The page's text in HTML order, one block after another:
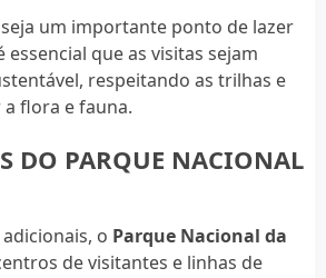
um importante ponto de lazer
essencial que as visitas sejam
respeitando as trilhas e
flora e fauna.
DO PARQUE NACIONAL
o Parque Nacional da
de visitantes e linhas de